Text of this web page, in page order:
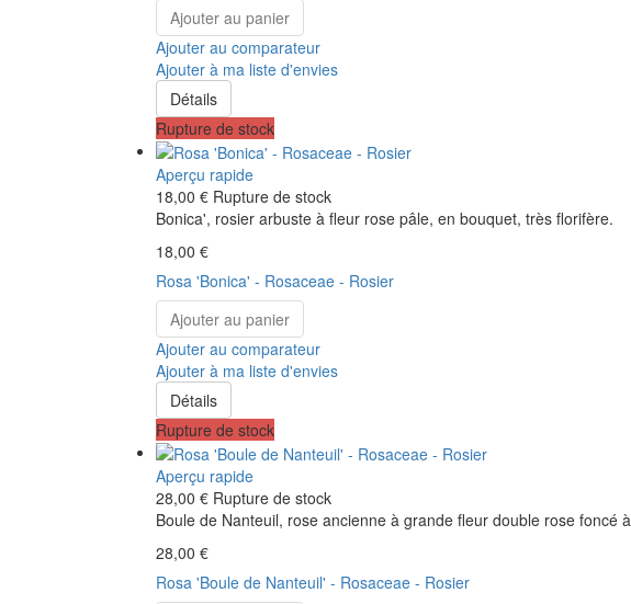
Ajouter au panier
Ajouter au comparateur
Ajouter à ma liste d'envies
Détails
Rupture de stock
Aperçu rapide
18,00 € Rupture de stock
Bonica', rosier arbuste à fleur rose pâle, en bouquet, très florifère.
18,00 €
Rosa 'Bonica' - Rosaceae - Rosier
Ajouter au panier
Ajouter au comparateur
Ajouter à ma liste d'envies
Détails
Rupture de stock
Aperçu rapide
28,00 € Rupture de stock
Boule de Nanteuil, rose ancienne à grande fleur double rose foncé
28,00 €
Rosa 'Boule de Nanteuil' - Rosaceae - Rosier